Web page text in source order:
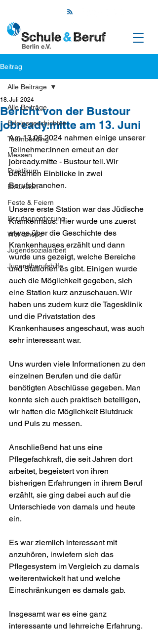
Beitrag
Alle Beiträge
Erfolgsgeschichten
Teambuilding
Messen
Praktikum
Exkursion
Feste & Feiern
Berufsorientierung
Workshops
Jugendsozialarbeit
Jugendberufshilfe
Alle Beiträge
Bericht von der Bustour
jobready.mitte am 13. Juni
18. Juli 2024
Am 13.06.2024 nahmen einige unserer
Teilnehmer:innen erneut an der
jobready.mitte - Bustour teil. Wir
bekamen Einblicke in zwei
Berufsbranchen.
Unsere erste Station war das Jüdische
Krankenhaus. Hier wurde uns zuerst
etwas über die Geschichte des
Krankenhauses erzählt und dann
wurde uns gezeigt, welche Bereiche
und Stationen es gibt. Einigen wurde
auch die Möglichkeit gegeben, sich
eine Station kurz anzuschauen. Wir
haben uns zudem kurz die Tagesklinik
und die Privatstation des
Krankenhauses angeschaut, was auch
sehr interessant war.
Uns wurden viele Informationen zu den
einzelnen Berufen und die dafür
benötigten Abschlüsse gegeben. Man
konnte sich auch praktisch beteiligen,
wir hatten die Möglichkeit Blutdruck
und Puls zu messen.
Anschließend hat uns eine
Pflegefachkraft, die seit Jahren dort
arbeitet, begeistert von ihren
bisherigen Erfahrungen in ihrem Beruf
erzählt, sie ging dabei auch auf die
Unterschiede von damals und heute
ein.
Es war ziemlich interessant mit
anzuhören, inwiefern sich das
Pflegesystem im Vergleich zu damals
weiterentwickelt hat und welche
Einschränkungen es damals gab.
Insgesamt war es eine ganz
interessante und lehrreiche Erfahrung.